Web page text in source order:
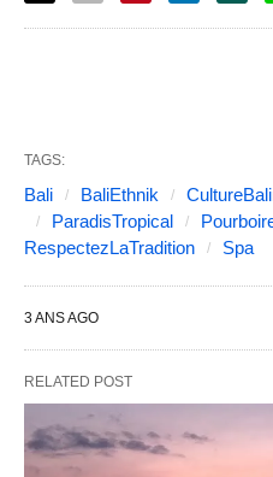
TAGS:
Bali BaliEthnik
ParadisTropical
RespectezLaTradition
Spa
3 ANS AGO
RELATED POST